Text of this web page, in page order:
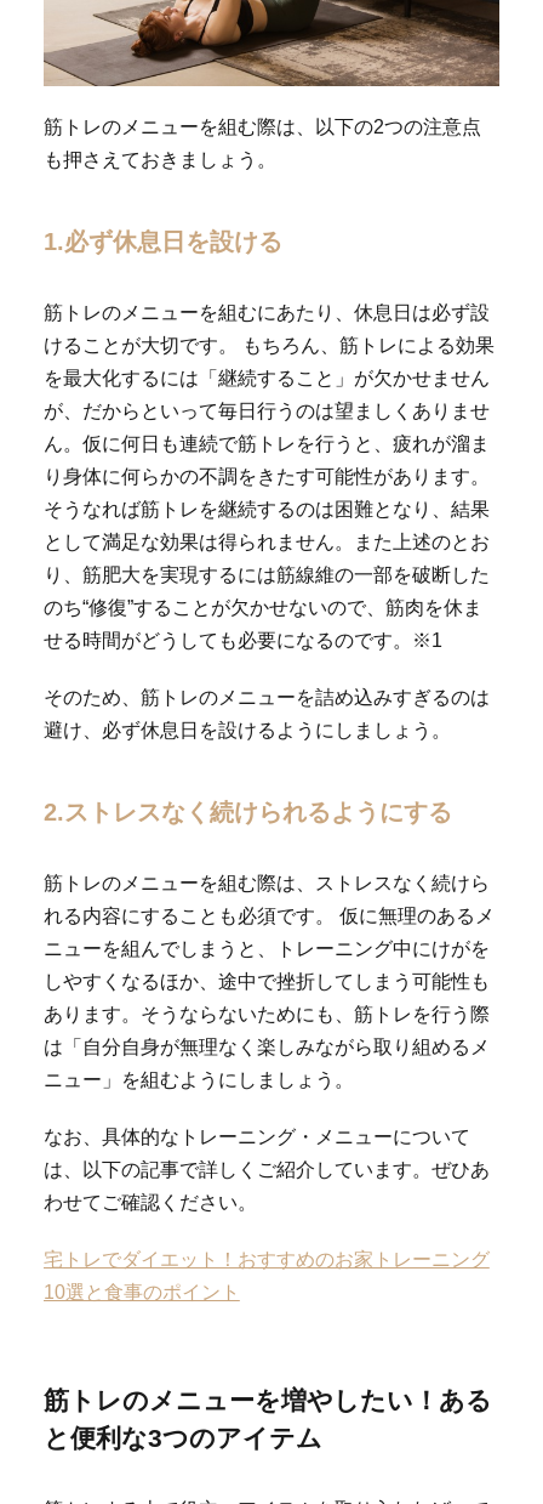
筋トレのメニューを組む際は、以下の2つの注意点
も押さえておきましょう。
1.必ず休息日を設ける
筋トレのメニューを組むにあたり、休息日は必ず設
けることが大切です。 もちろん、筋トレによる効果
を最大化するには「継続すること」が欠かせません
が、だからといって毎日行うのは望ましくありませ
ん。仮に何日も連続で筋トレを行うと、疲れが溜ま
り身体に何らかの不調をきたす可能性があります。
そうなれば筋トレを継続するのは困難となり、結果
として満足な効果は得られません。また上述のとお
り、筋肥大を実現するには筋線維の一部を破断した
のち“修復”することが欠かせないので、筋肉を休ま
せる時間がどうしても必要になるのです。※1
そのため、筋トレのメニューを詰め込みすぎるのは
避け、必ず休息日を設けるようにしましょう。
2.ストレスなく続けられるようにする
筋トレのメニューを組む際は、ストレスなく続けら
れる内容にすることも必須です。 仮に無理のあるメ
ニューを組んでしまうと、トレーニング中にけがを
しやすくなるほか、途中で挫折してしまう可能性も
あります。そうならないためにも、筋トレを行う際
は「自分自身が無理なく楽しみながら取り組めるメ
ニュー」を組むようにしましょう。
なお、具体的なトレーニング・メニューについて
は、以下の記事で詳しくご紹介しています。ぜひあ
わせてご確認ください。
宅トレでダイエット！おすすめのお家トレーニング
10選と食事のポイント
筋トレのメニューを増やしたい！ある
と便利な3つのアイテム